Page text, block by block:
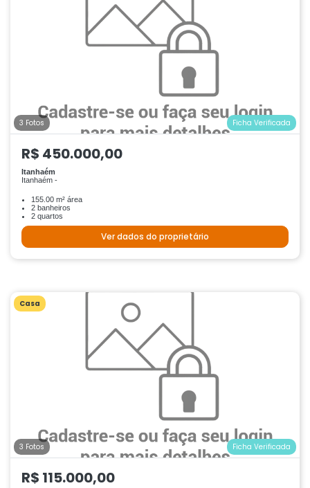
3 Fotos Ficha Verificada
R$ 450.000,00
Itanhaém
Itanhaém -
155.00 m² área
2 banheiros
2 quartos
Ver dados do proprietário
Casa
3 Fotos Ficha Verificada
R$ 115.000,00